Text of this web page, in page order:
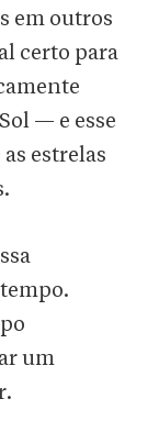
em outros
certo para
— e esse
estrelas
um